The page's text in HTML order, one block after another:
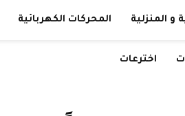
و المنزلية المحركات الكهربائية
اخترعات